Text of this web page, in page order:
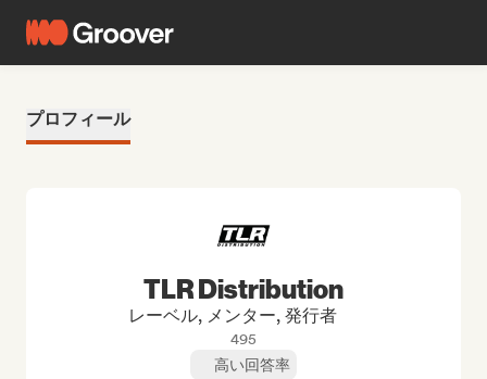
プロフィール
TLR Distribution
レーベル, メンター, 発行者
495
高い回答率